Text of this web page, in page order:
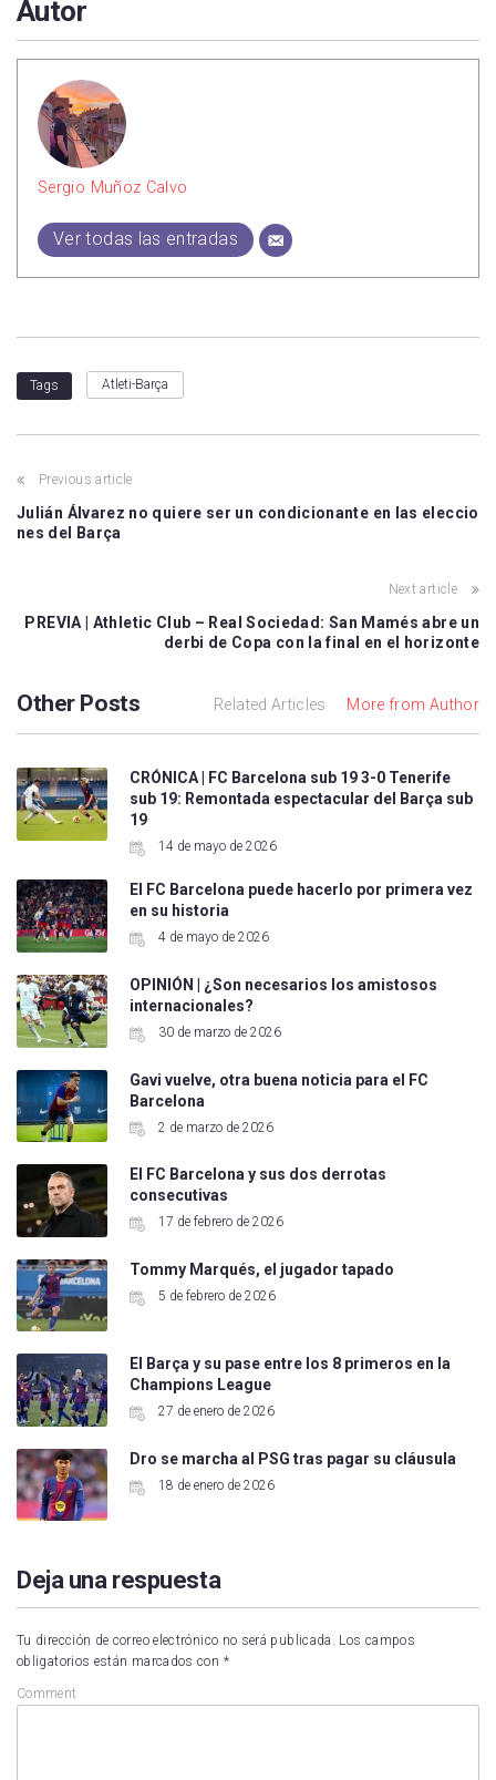
Autor
Sergio Muñoz Calvo
Ver todas las entradas
Tags Atleti-Barça
Previous article
Julián Álvarez no quiere ser un condicionante en las eleccio
nes del Barça
Next article
PREVIA | Athletic Club – Real Sociedad: San Mamés abre un
derbi de Copa con la final en el horizonte
Other Posts Related Articles More from Author
CRÓNICA | FC Barcelona sub 19 3-0 Tenerife
sub 19: Remontada espectacular del Barça sub
19
14 de mayo de 2026
El FC Barcelona puede hacerlo por primera vez
en su historia
4 de mayo de 2026
OPINIÓN | ¿Son necesarios los amistosos
internacionales?
30 de marzo de 2026
Gavi vuelve, otra buena noticia para el FC
Barcelona
2 de marzo de 2026
El FC Barcelona y sus dos derrotas
consecutivas
17 de febrero de 2026
Tommy Marqués, el jugador tapado
5 de febrero de 2026
El Barça y su pase entre los 8 primeros en la
Champions League
27 de enero de 2026
Dro se marcha al PSG tras pagar su cláusula
18 de enero de 2026
Deja una respuesta
Tu dirección de correo electrónico no será publicada. Los campos
obligatorios están marcados con *
Comment